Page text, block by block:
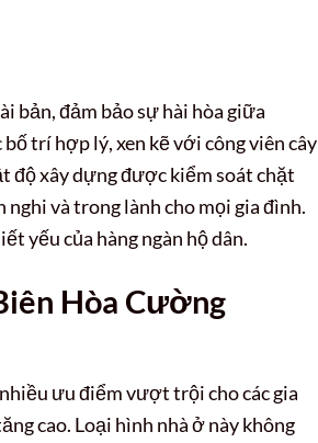
bản, đảm bảo sự hài hòa giữa
trí hợp lý, xen kẽ với công viên cây
độ xây dựng được kiểm soát chặt
và trong lành cho mọi gia đình.
yếu của hàng ngàn hộ dân.
Hòa Cường
ưu điểm vượt trội cho các gia
cao. Loại hình nhà ở này không